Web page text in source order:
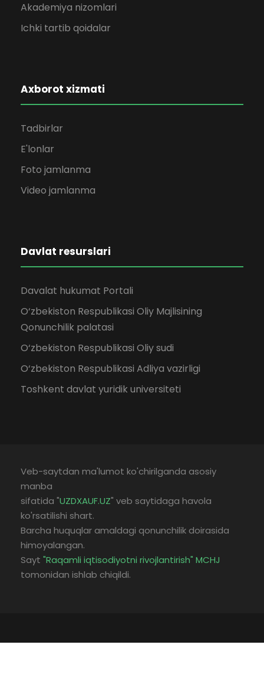
Akademiya nizomlari
Ichki tartib qoidalar
Axborot xizmati
Tadbirlar
E'lonlar
Foto jamlanma
Video jamlanma
Davlat resurslari
Davalat hukumat Portali
O‘zbekiston Respublikasi Oliy Majlisining
Qonunchilik palatasi
O‘zbekiston Respublikasi Oliy sudi
O‘zbekiston Respublikasi Adliya vazirligi
Toshkent davlat yuridik universiteti
Veb-saytdan ma'lumot ko'chirilganda asosiy
manba
sifatida "UZDXAUF.UZ" veb saytidaga havola
ko'rsatilishi shart.
Barcha huquqlar amaldagi qonunchilik doirasida
himoyalangan.
Sayt "Raqamli iqtisodiyotni rivojlantirish" MCHJ
tomonidan ishlab chiqildi.